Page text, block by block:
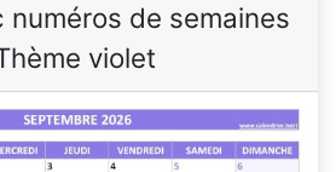
numéros de semaines
violet